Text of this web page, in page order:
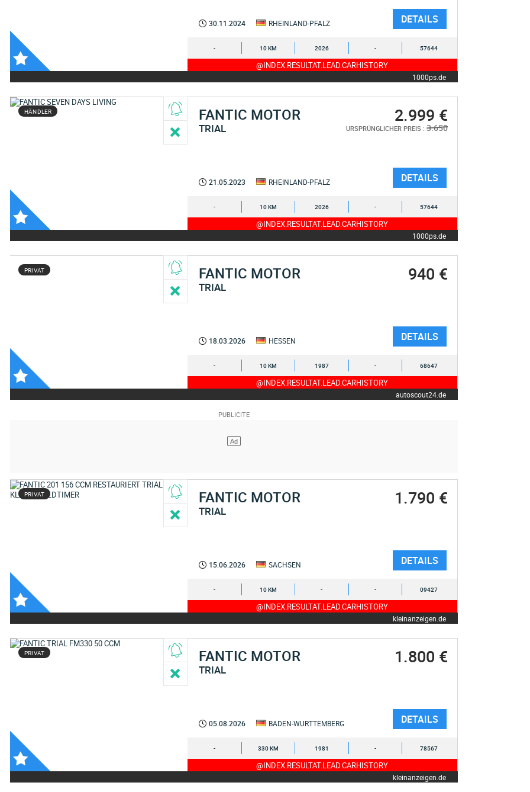
30.11.2024 RHEINLAND-PFALZ DETAILS
- 10 KM 2026 - 57644
@INDEX.RESULTAT.LEAD.CARHISTORY
1000ps.de
HÄNDLER FANTIC MOTOR
TRIAL
2.999 €
URSPRÜNGLICHER PREIS : 3.650
21.05.2023 RHEINLAND-PFALZ DETAILS
- 10 KM 2026 - 57644
@INDEX.RESULTAT.LEAD.CARHISTORY
1000ps.de
PRIVAT FANTIC MOTOR
TRIAL
940 €
18.03.2026 HESSEN DETAILS
- 10 KM 1987 - 68647
@INDEX.RESULTAT.LEAD.CARHISTORY
autoscout24.de
PRIVAT FANTIC MOTOR
TRIAL
1.790 €
15.06.2026 SACHSEN DETAILS
- 10 KM - - 09427
@INDEX.RESULTAT.LEAD.CARHISTORY
kleinanzeigen.de
PRIVAT FANTIC MOTOR
TRIAL
1.800 €
05.08.2026 BADEN-WURTTEMBERG DETAILS
- 330 KM 1981 - 78567
@INDEX.RESULTAT.LEAD.CARHISTORY
kleinanzeigen.de